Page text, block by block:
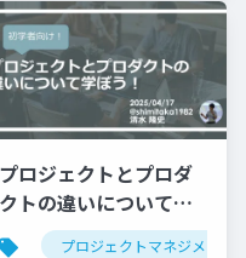
pmp アジャイル
プロジェクトとプロダ
クトの違いについて学
ぼう！ プロジェクトマネジメント